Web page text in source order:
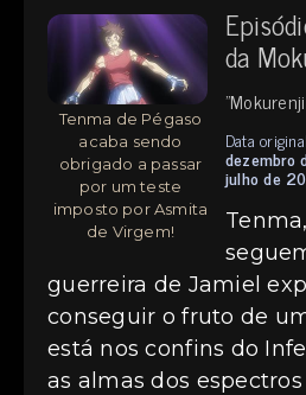
Tenma de Pégaso
acaba sendo
obrigado a passar
por um teste
imposto por Asmita
de Virgem!
da
Data
dezembro
julho de
guerreira de Jamiel
conseguir o fruto de
está nos confins do
as almas dos